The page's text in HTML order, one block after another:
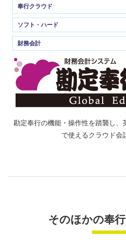
奉行クラウド
ソフト・ハード
財務会計
勘定奉行の機能・操作性を踏襲し、
で使えるクラウド会
そのほかの奉